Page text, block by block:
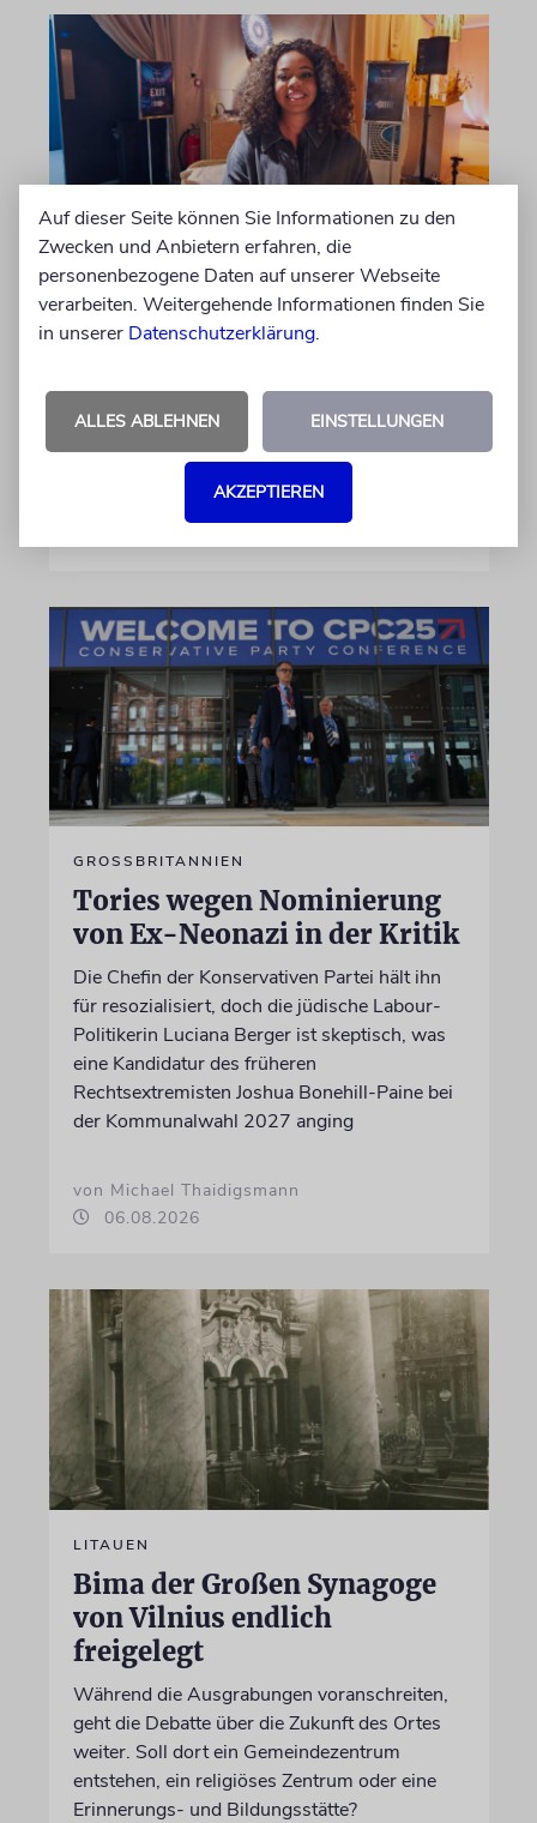
USA
Seitenwechsel
In Stanford hetzte Taryn Thomas auf
die Nova-Ausstellung – und wurde zur
GROSSBRITANNIEN
Tories wegen Nominierung
von Ex-Neonazi in der Kritik
Die Chefin der Konservativen Partei hält ihn
für resozialisiert, doch die jüdische Labour-
Politikerin Luciana Berger ist skeptisch, was
eine Kandidatur des früheren
Rechtsextremisten Joshua Bonehill-Paine bei
der Kommunalwahl 2027 anging
von Michael Thaidigsmann
06.08.2026
LITAUEN
Bima der Großen Synagoge
von Vilnius endlich
freigelegt
Während die Ausgrabungen voranschreiten,
geht die Debatte über die Zukunft des Ortes
weiter. Soll dort ein Gemeindezentrum
entstehen, ein religiöses Zentrum oder eine
Erinnerungs- und Bildungsstätte?
Auf dieser Seite können Sie Informationen zu den
Zwecken und Anbietern erfahren, die
personenbezogene Daten auf unserer Webseite
verarbeiten. Weitergehende Informationen finden Sie
in unserer Datenschutzerklärung.
ALLES ABLEHNEN EINSTELLUNGEN
AKZEPTIEREN